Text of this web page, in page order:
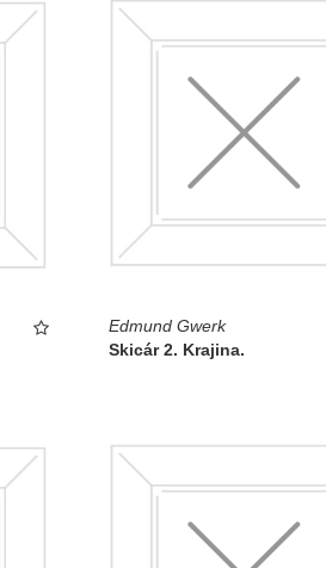
Edmund Gwerk
Skicár 2. Krajina.